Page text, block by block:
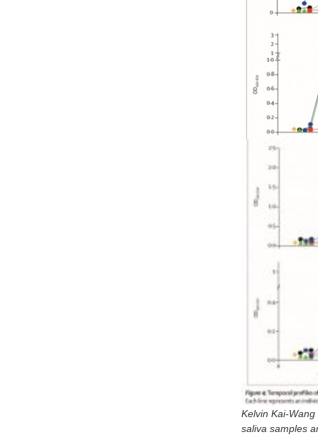
Kelvin Kai-
saliva samples